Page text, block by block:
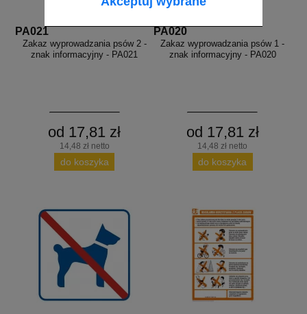
PA021
Zakaz wyprowadzania psów 2 -
znak informacyjny - PA021
od 17,81 zł
14,48 zł netto
do koszyka
PA020
Zakaz wyprowadzania psów 1 -
znak informacyjny - PA020
od 17,81 zł
14,48 zł netto
do koszyka